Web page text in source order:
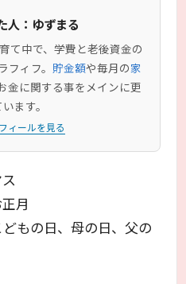
人：ゆずまる
て中で、学費と老後資金の
ィフ。 貯金額や毎月の家
金に関する事をメインに更
ます。
ィールを見る
月
もの日、母の日、父の